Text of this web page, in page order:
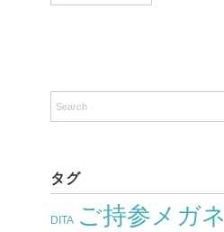
タグ
DITA ご持参メガネ